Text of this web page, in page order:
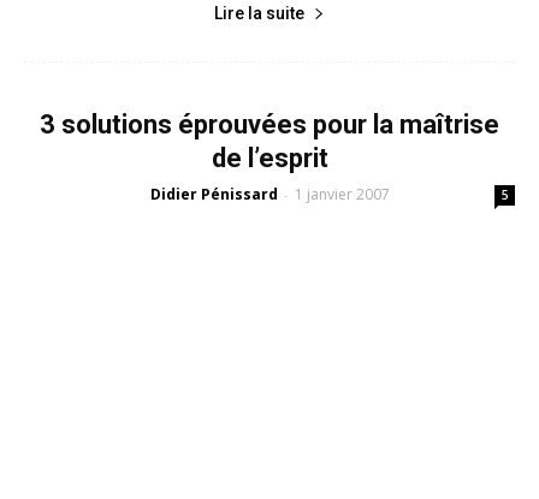
Lire la suite
3 solutions éprouvées pour la maîtrise
de l’esprit
Didier Pénissard - 1 janvier 2007 5